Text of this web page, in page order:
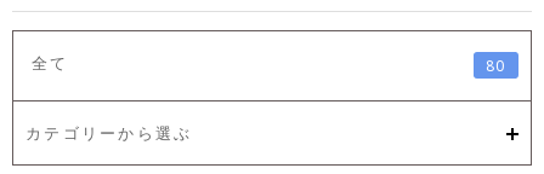
全て 80
カテゴリーから選ぶ